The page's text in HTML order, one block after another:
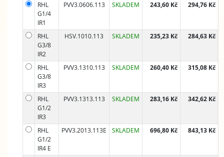
RHL
G1/4
IR1
PVV3.0606.113 SKLADEM 243,60 Kč 294,76 Kč
RHL
G3/8
IR2
HSV.1010.113 SKLADEM 235,23 Kč 284,63 Kč
RHL
G3/8
IR3
PVV3.1310.113 SKLADEM 260,40 Kč 315,08 Kč
RHL
G1/2
IR3
PVV3.1313.113 SKLADEM 283,16 Kč 342,62 Kč
RHL
G1/2
IR4 E
PVV3.2013.113E SKLADEM 696,80 Kč 843,13 Kč